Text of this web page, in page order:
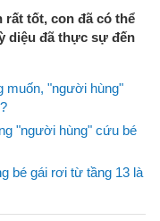
rất tốt, con đã có thể
diệu đã thực sự đến
muốn, "người hùng"
"người hùng" cứu bé
bé gái rơi từ tầng 13 là